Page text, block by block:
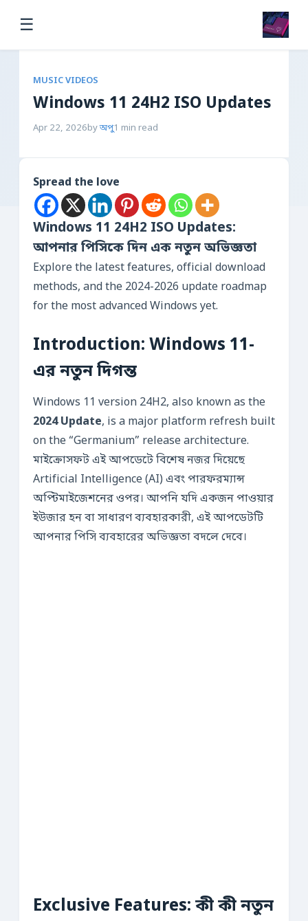
☰
MUSIC VIDEOS
Windows 11 24H2 ISO Updates
Apr 22, 2026byঅপু1 min read
Spread the love
Windows 11 24H2 ISO Updates:
আপনার পিসিকে দিন এক নতুন অভিজ্ঞতা
Explore the latest features, official download
methods, and the 2024-2026 update roadmap
for the most advanced Windows yet.
Introduction: Windows 11-
এর নতুন দিগন্ত
Windows 11 version 24H2, also known as the
2024 Update, is a major platform refresh built
on the “Germanium” release architecture.
মাইক্রোসফট এই আপডেটে বিশেষ নজর দিয়েছে
Artificial Intelligence (AI) এবং পারফরম্যান্স
অপ্টিমাইজেশনের ওপর। আপনি যদি একজন পাওয়ার
ইউজার হন বা সাধারণ ব্যবহারকারী, এই আপডেটটি
আপনার পিসি ব্যবহারের অভিজ্ঞতা বদলে দেবে।
Exclusive Features: কী কী নতুন